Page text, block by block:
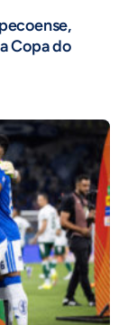
Copa do